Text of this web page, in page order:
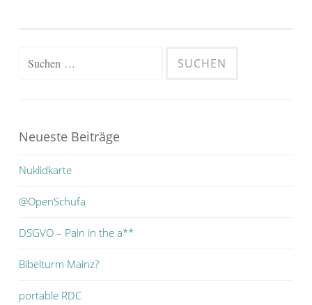
Suchen
Neueste Beiträge
Nuklidkarte
@OpenSchufa
DSGVO – Pain in the a**
Bibelturm Mainz?
portable RDC